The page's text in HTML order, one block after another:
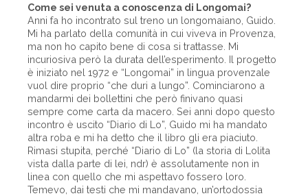
Come sei venuta a conoscenza di Longomai?
Anni fa ho incontrato sul treno un longomaiano, Guido.
Mi ha parlato della comunità in cui viveva in Provenza,
ma non ho capito bene di cosa si trattasse. Mi
incuriosiva però la durata dell’esperimento. Il progetto
è iniziato nel 1972 e “Longomai” in lingua provenzale
vuol dire proprio “che duri a lungo”. Cominciarono a
mandarmi dei bollettini che però finivano quasi
sempre come carta da macero. Sei anni dopo questo
incontro è uscito “Diario di Lo”, Guido mi ha mandato
altra roba e mi ha detto che il libro gli era piaciuto.
Rimasi stupita, perché “Diario di Lo” (la storia di Lolita
vista dalla parte di lei, ndr) è assolutamente non in
linea con quello che mi aspettavo fossero loro.
Temevo, dai testi che mi mandavano, un’ortodossia